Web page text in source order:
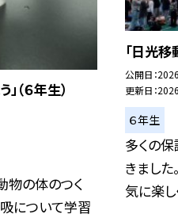
（６年生）
物の体のつく
吸について学習
「日光移
公開日
更新日
６年生
多くの
きました
気に楽し